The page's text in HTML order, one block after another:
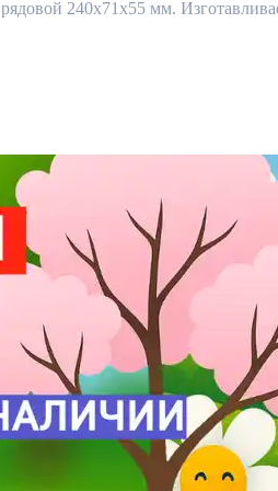
240x71x55 мм.